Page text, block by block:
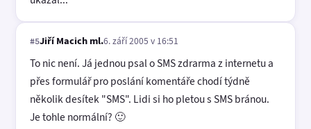
#5Jiří Macich ml.6. září 2005 v 16:51
To nic není. Já jednou psal o SMS zdrarma z internetu a
přes formulář pro poslání komentáře chodí týdně
několik desítek "SMS". Lidi si ho pletou s SMS bránou.
Je tohle normální? 🙂